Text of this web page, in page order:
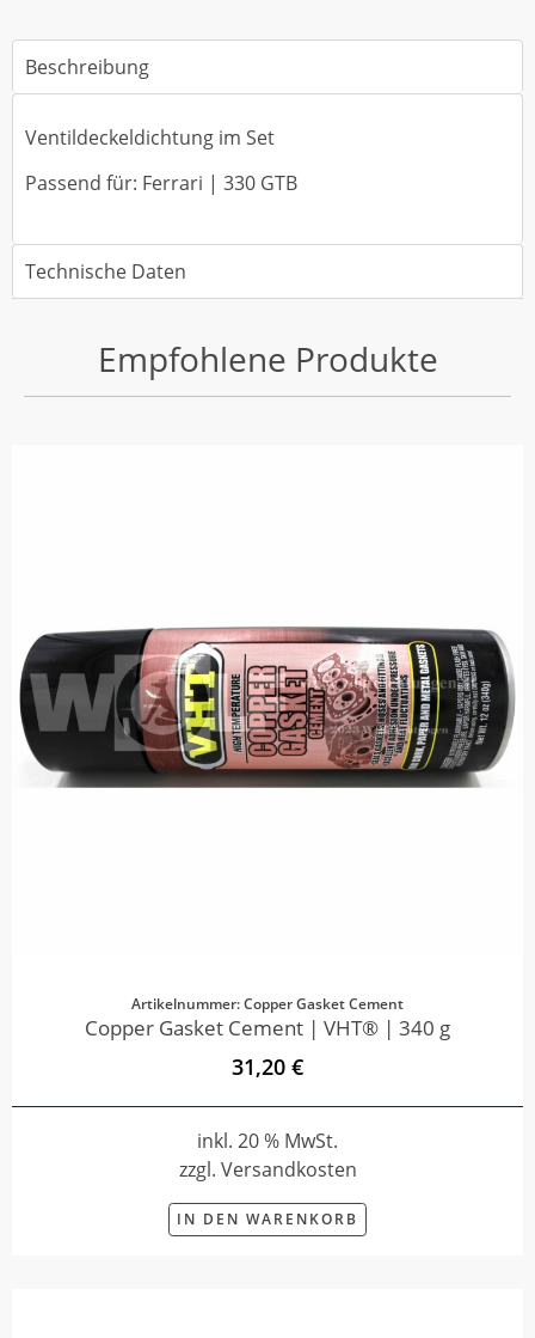
Beschreibung
Ventildeckeldichtung im Set
Passend für: Ferrari | 330 GTB
Technische Daten
Empfohlene Produkte
Artikelnummer: Copper Gasket Cement
Copper Gasket Cement | VHT® | 340 g
31,20 €
inkl. 20 % MwSt.
zzgl. Versandkosten
IN DEN WARENKORB